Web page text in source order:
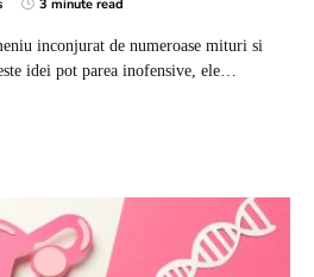
3 minute read
inconjurat de numeroase mituri si
idei pot parea inofensive, ele…